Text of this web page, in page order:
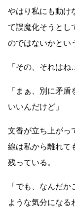
やはり私にも動け
て誤魔化そうとし
のではないかとい
「その、それはね
「まぁ、別に矛
いいんだけど」
文香が立ち上がっ
線は私から離れて
残っている。
「でも、なんだ
ような気分になる